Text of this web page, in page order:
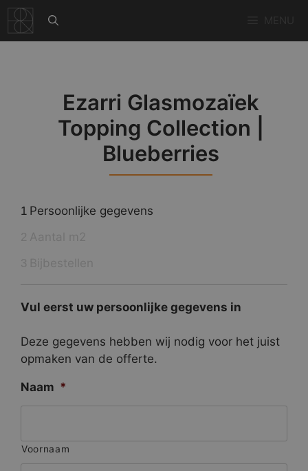
naar
de
Ezarri Glasmozaïek
Topping Collection |
Blueberries
1 Persoonlijke gegevens
Vul eerst uw persoonlijke gegevens in
Deze gegevens hebben wij nodig voor het juist
opmaken van de offerte.
Naam *
Voornaam